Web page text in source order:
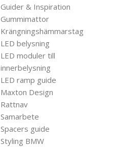
Guider & Inspiration
Gummimattor
Krängningshämmarstag
LED belysning
LED moduler till
innerbelysning
LED ramp guide
Maxton Design
Rattnav
Samarbete
Spacers guide
Styling BMW